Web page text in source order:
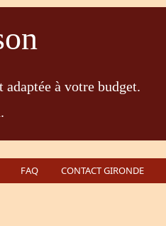
à votre budget.
FAQ CONTACT GIRONDE